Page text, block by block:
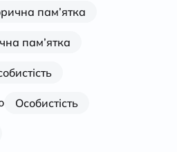
пам’ятка
пам’ятка
Особистість